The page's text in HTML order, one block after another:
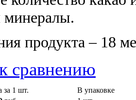
продукта – 18
сравнению
за 1 шт.
В упаковке